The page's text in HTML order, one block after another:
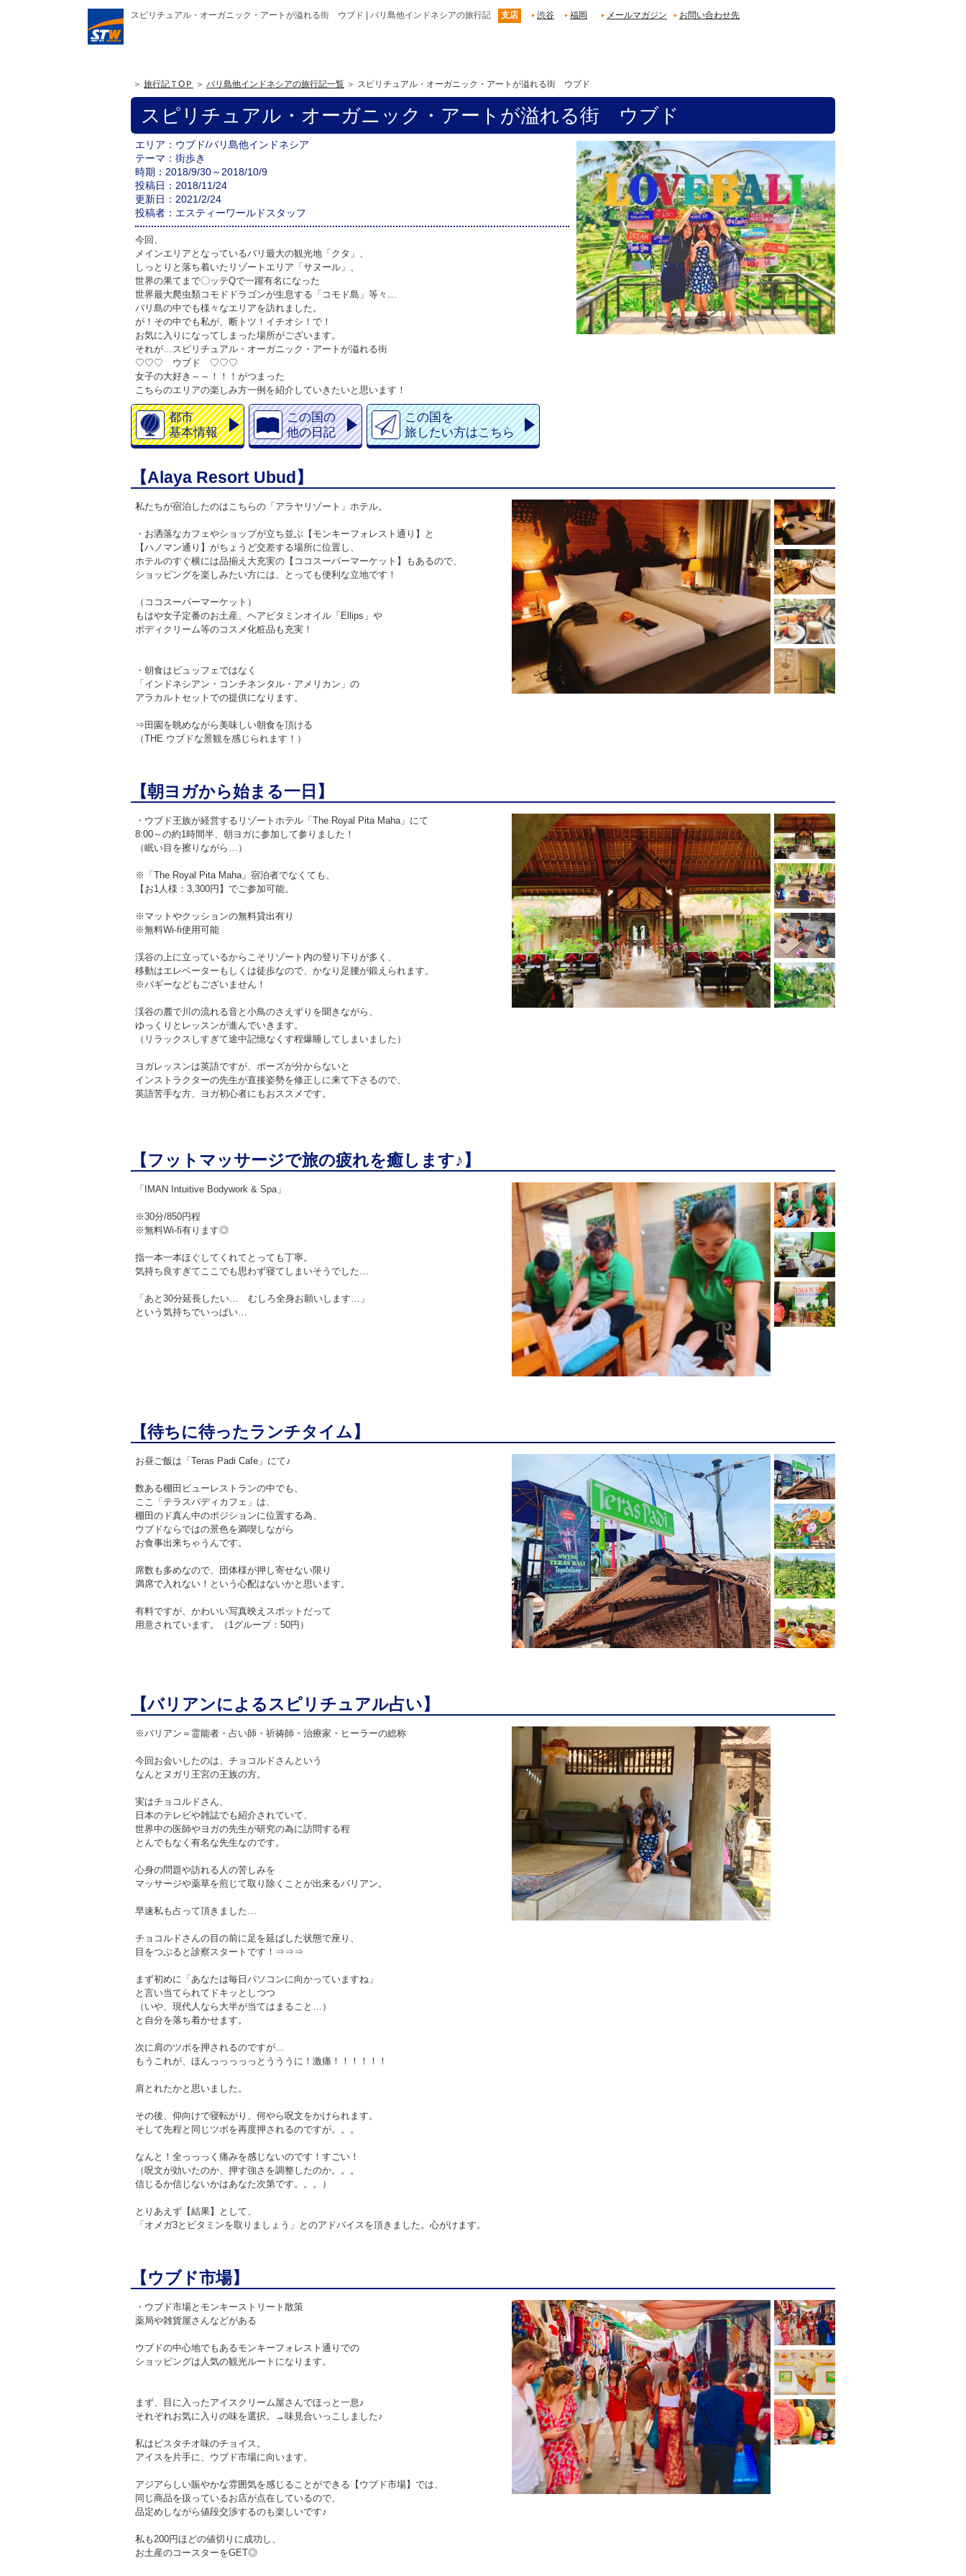
スピリチュアル・オーガニック・アートが溢れる街 ウブド | バリ島他インドネシアの旅行記 メールマガジン お問い合わせ先
支店 渋谷 福岡
旅行記ＴOＰ バリ島他インドネシアの旅行記一覧 スピリチュアル・オーガニック・アートが溢れる街 ウブド
スピリチュアル・オーガニック・アートが溢れる街 ウブド
エリア ウブド/バリ島他インドネシア
テーマ
街歩き
時期
2018/9/30～2018/10/9
投稿日
2018/11/24
更新日
2021/2/24
投稿者
エスティーワールドスタッフ
今回、
メインエリアとなっているバリ最大の観光地「クタ」、
しっとりと落ち着いたリゾートエリア「サヌール」、
世界の果てまで〇ッテQで一躍有名になった
世界最大爬虫類コモドドラゴンが生息する「コモド島」等々…
バリ島の中でも様々なエリアを訪れました。
が！その中でも私が、断トツ！イチオシ！で！
お気に入りになってしまった場所がございます。
それが…スピリチュアル・オーガニック・アートが溢れる街
♡♡♡ ウブド ♡♡♡
女子の大好き～～！！！がつまった
こちらのエリアの楽しみ方一例を紹介していきたいと思います！
都市
基本情報
この国の
他の日記
この国を
旅したい方はこちら
【Alaya Resort Ubud】
私たちが宿泊したのはこちらの「アラヤリゾート」ホテル。
・お洒落なカフェやショップが立ち並ぶ【モンキーフォレスト通り】と
【ハノマン通り】がちょうど交差する場所に位置し、
ホテルのすぐ横には品揃え大充実の【ココスーパーマーケット】もあるので、
ショッピングを楽しみたい方には、とっても便利な立地です！
（ココスーパーマーケット）
もはや女子定番のお土産、ヘアビタミンオイル「Ellips」や
ボディクリーム等のコスメ化粧品も充実！
・朝食はビュッフェではなく
「インドネシアン・コンチネンタル・アメリカン」の
アラカルトセットでの提供になります。
⇒田園を眺めながら美味しい朝食を頂ける
（THE ウブドな景観を感じられます！）
【朝ヨガから始まる一日】
・ウブド王族が経営するリゾートホテル「The Royal Pita Maha」にて
8:00～の約1時間半、朝ヨガに参加して参りました！
（眠い目を擦りながら…）
※「The Royal Pita Maha」宿泊者でなくても、
【お1人様：3,300円】でご参加可能。
※マットやクッションの無料貸出有り
※無料Wi-fi使用可能
渓谷の上に立っているからこそリゾート内の登り下りが多く、
移動はエレベーターもしくは徒歩なので、かなり足腰が鍛えられます。
※バギーなどもございません！
渓谷の麓で川の流れる音と小鳥のさえずりを聞きながら、
ゆっくりとレッスンが進んでいきます。
（リラックスしすぎて途中記憶なくす程爆睡してしまいました）
ヨガレッスンは英語ですが、ポーズが分からないと
インストラクターの先生が直接姿勢を修正しに来て下さるので、
英語苦手な方、ヨガ初心者にもおススメです。
【フットマッサージで旅の疲れを癒します♪】
「IMAN Intuitive Bodywork & Spa」
※30分/850円程
※無料Wi-fi有ります◎
指一本一本ほぐしてくれてとっても丁寧。
気持ち良すぎてここでも思わず寝てしまいそうでした…
「あと30分延長したい… むしろ全身お願いします…」
という気持ちでいっぱい…
【待ちに待ったランチタイム】
お昼ご飯は「Teras Padi Cafe」にて♪
数ある棚田ビューレストランの中でも、
ここ「テラスパディカフェ」は、
棚田のド真ん中のポジションに位置する為、
ウブドならではの景色を満喫しながら
お食事出来ちゃうんです。
席数も多めなので、団体様が押し寄せない限り
満席で入れない！という心配はないかと思います。
有料ですが、かわいい写真映えスポットだって
用意されています。（1グループ：50円）
【バリアンによるスピリチュアル占い】
※バリアン＝霊能者・占い師・祈祷師・治療家・ヒーラーの総称
今回お会いしたのは、チョコルドさんという
なんとヌガリ王宮の王族の方。
実はチョコルドさん、
日本のテレビや雑誌でも紹介されていて、
世界中の医師やヨガの先生が研究の為に訪問する程
とんでもなく有名な先生なのです。
心身の問題や訪れる人の苦しみを
マッサージや薬草を煎じて取り除くことが出来るバリアン。
早速私も占って頂きました…
チョコルドさんの目の前に足を延ばした状態で座り、
目をつぶると診察スタートです！⇒⇒⇒
まず初めに「あなたは毎日パソコンに向かっていますね」
と言い当てられてドキッとしつつ
（いや、現代人なら大半が当てはまること…）
と自分を落ち着かせます。
次に肩のツボを押されるのですが…
もうこれが、ほんっっっっっとうううに！激痛！！！！！！
肩とれたかと思いました。
その後、仰向けで寝転がり、何やら呪文をかけられます。
そして先程と同じツボを再度押されるのですが。。。
なんと！全っっっく痛みを感じないのです！すごい！
（呪文が効いたのか、押す強さを調整したのか。。。
信じるか信じないかはあなた次第です。。。）
とりあえず【結果】として、
「オメガ3とビタミンを取りましょう」とのアドバイスを頂きました。心がけます。
【ウブド市場】
・ウブド市場とモンキーストリート散策
薬局や雑貨屋さんなどがある
ウブドの中心地でもあるモンキーフォレスト通りでの
ショッピングは人気の観光ルートになります。
まず、目に入ったアイスクリーム屋さんでほっと一息♪
それぞれお気に入りの味を選択。→味見合いっこしました♪
私はピスタチオ味のチョイス。
アイスを片手に、ウブド市場に向います。
アジアらしい賑やかな雰囲気を感じることができる【ウブド市場】では、
同じ商品を扱っているお店が点在しているので、
品定めしながら値段交渉するのも楽しいです♪
私も200円ほどの値切りに成功し、
お土産のコースターをGET◎